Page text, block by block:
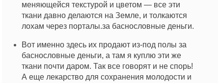
меняющейся текстурой и цветом — все эти
ткани давно делаются на Земле, и толкаются
лохам через порталы.за баснословные деньги.
Вот именно здесь их продают из-под полы за
баснословные деньги, а там я куплю эти же
ткани почти даром. Так все говорят и не спорь!
А еще лекарство для сохранения молодости и